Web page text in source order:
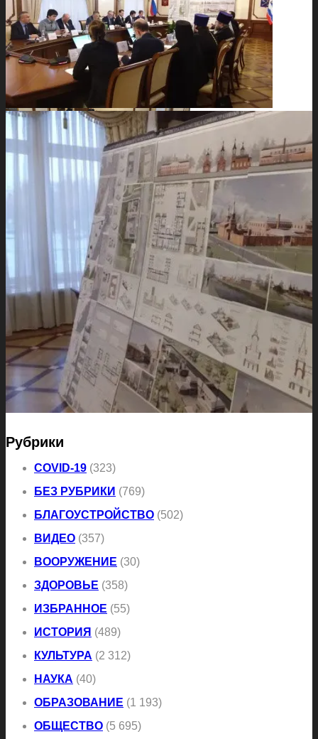
Рубрики
COVID-19 (323)
БЕЗ РУБРИКИ (769)
БЛАГОУСТРОЙСТВО (502)
ВИДЕО (357)
ВООРУЖЕНИЕ (30)
ЗДОРОВЬЕ (358)
ИЗБРАННОЕ (55)
ИСТОРИЯ (489)
КУЛЬТУРА (2 312)
НАУКА (40)
ОБРАЗОВАНИЕ (1 193)
ОБЩЕСТВО (5 695)